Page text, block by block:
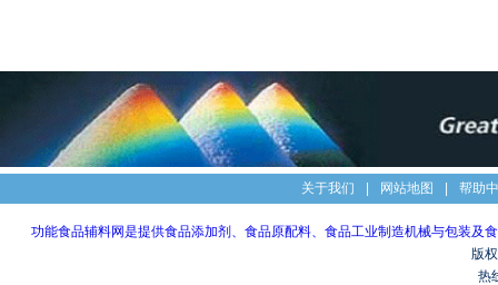
关于我们 网站地图 帮助
功能食品辅料网是提供食品添加剂、食品原配料、食品工业制造机械与包装及
版
热